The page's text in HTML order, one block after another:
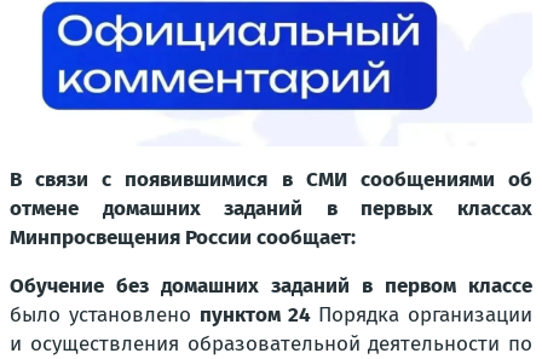
В связи с появившимися в СМИ сообщениями об
отмене домашних заданий в первых классах
Минпросвещения России сообщает:
Обучение без домашних заданий в первом классе
было установлено пунктом 24 Порядка организации
и осуществления образовательной деятельности по